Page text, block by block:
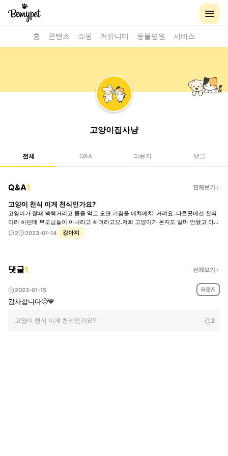
홈 콘텐츠 쇼핑 커뮤니티 동물병원 서비스
고양이집사냥
전체 Q&A 라운지 댓글
Q&A1 전체보기
고양이 천식 이게 천식인가요?
고양이가 잘때 쎅쎅거리고 물을 먹고 오면 기침을 에치에치! 거려요..다른곳에선 천식
이라 하던데 부모님들이 아니라고 하더라고요.저희 고양이가 온지도 얼마 안됐고 아이
가 길고양이여서 저희가 건강검진 등등 다 한 상태입니다. 헤어볼은 하지않고 잘때 쎅
쎅거립니다.초보 집사여서 부탁드릴게요..
2 2023-01-14 강아지
댓글1 전체보기
2023-01-15 라운지
감사합니다🥺💙
고양이 천식 이게 천식인가요? 2